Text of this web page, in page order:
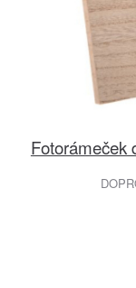
Fotorámeček